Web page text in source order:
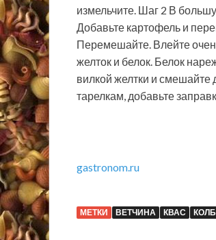
измельчите. Шаг 2 В
Добавьте картофель и
Перемешайте. Влейте
желток и белок. Белок
вилкой желтки и смешайте
тарелкам, добавьте
gastronom.ru
МЕТКИ ВЕТЧИНА КВАС